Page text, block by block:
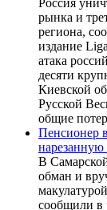
Россия
рынка и
региона,
издание
атака
десяти
Киевской
Русской
общие
Пенсионер
нарезанную
В
обман и
сообщили в